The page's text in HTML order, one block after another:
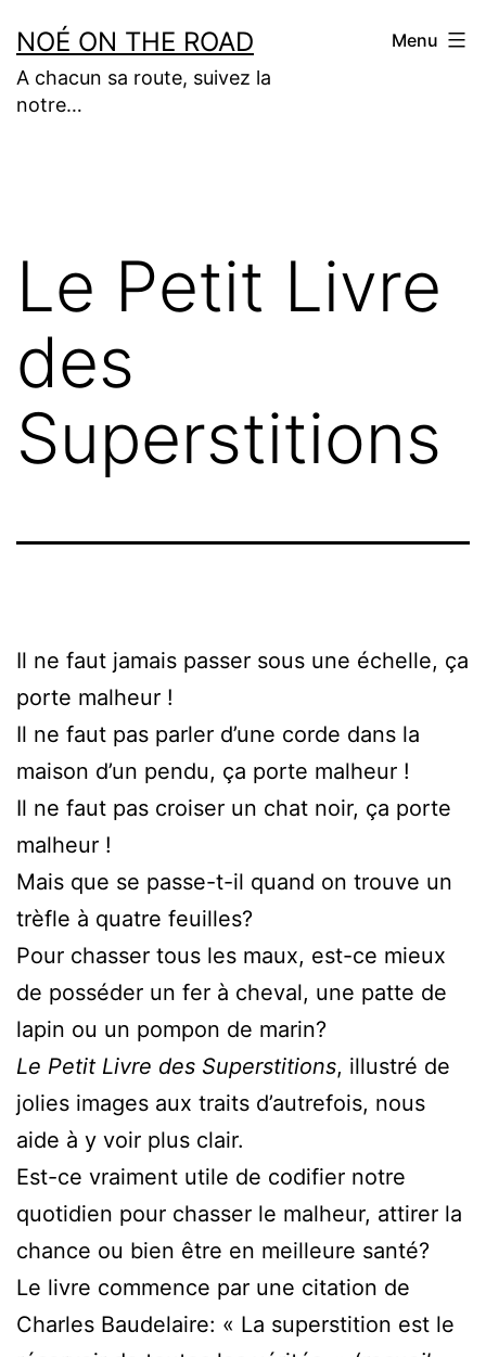
au
contenu
NOÉ ON THE ROAD
A chacun sa route, suivez la
notre…
Menu
Le Petit Livre
des
Superstitions
Il ne faut jamais passer sous une échelle, ça
porte malheur !
Il ne faut pas parler d’une corde dans la
maison d’un pendu, ça porte malheur !
Il ne faut pas croiser un chat noir, ça porte
malheur !
Mais que se passe-t-il quand on trouve un
trèfle à quatre feuilles?
Pour chasser tous les maux, est-ce mieux
de posséder un fer à cheval, une patte de
lapin ou un pompon de marin?
Le Petit Livre des Superstitions, illustré de
jolies images aux traits d’autrefois, nous
aide à y voir plus clair.
Est-ce vraiment utile de codifier notre
quotidien pour chasser le malheur, attirer la
chance ou bien être en meilleure santé?
Le livre commence par une citation de
Charles Baudelaire: « La superstition est le